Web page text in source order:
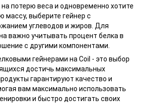
потерю веса и одновременно хотите
массу, выберите гейнер с
углеводов и жиров. Для
важно учитывать процент белка в
с другими компонентами.
гейнерами на Coil - это выбор
достичь максимальных
гарантируют качество и
вам максимально использовать
и быстро достигать своих